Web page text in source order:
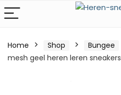
Home Shop Bungee
mesh geel heren leren sneakers